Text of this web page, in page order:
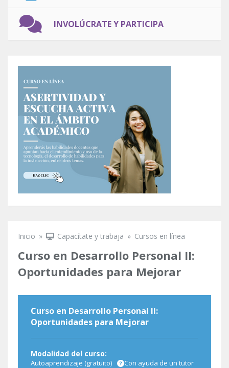
INVOLÚCRATE Y PARTICIPA
Inicio » Capacítate y trabaja » Cursos en línea
Curso en Desarrollo Personal II:
Oportunidades para Mejorar
Curso en Desarrollo Personal II:
Oportunidades para Mejorar
Modalidad del curso:
Autoaprendizaje (gratuito) Con ayuda de un tutor